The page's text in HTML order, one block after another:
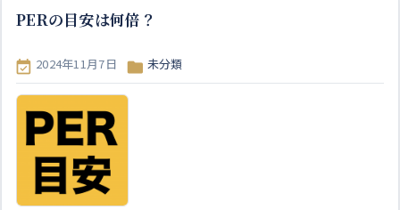
PERの目安は何倍？
 2024年11月7日  未分類